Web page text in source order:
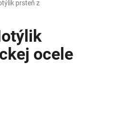
prsteň z
ocele